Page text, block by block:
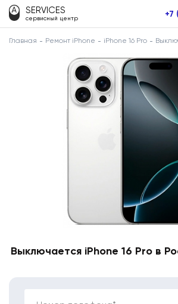
SERVICES
сервисный центр +7
Главная Ремонт iPhone iPhone 16 Pro
Выключается iPhone 16 Pro в